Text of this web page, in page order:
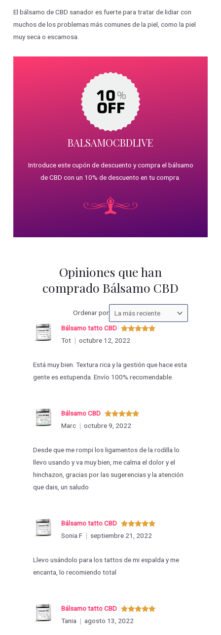
El bálsamo de CBD sanador es fuerte para tratar de lidiar con
muchos de los problemas más comunes de la piel, como la piel
muy seca o escamosa.
BALSAMOCBDLIVE
Introduce este cupón de descuento y compra el bálsamo
de CBD con un 10% de descuento en tu compra.
Opiniones que han
comprado Bálsamo CBD
Ordenar porOrdenar
las
Valorado
con
Bálsamo tatto CBD
Tot
octubre 12, 2022
Está muy bien. Textura rica y la gestión que hace esta
gente es estupenda. Envío 100% recomendable.
Valorado
con5de 5
Bálsamo CBD
Marc
octubre 9, 2022
Desde que me rompi los ligamentos de la rodilla lo
llevo usando y va muy bien, me calma el dolor y el
hinchazon, gracias por las sugerencias y la atención
que dais, un saludo
Valorado
con 5de 5
Bálsamo tatto CBD
Sonia F
septiembre 21, 2022
Llevo usándolo para los tattos de mi espalda y me
encanta, lo recomiendo total
Valorado
con
Bálsamo tatto CBD
Tania
agosto 13, 2022